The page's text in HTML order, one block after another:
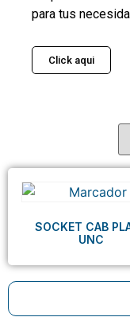
para tus
Click aqui
SOCKET CAB
UNC